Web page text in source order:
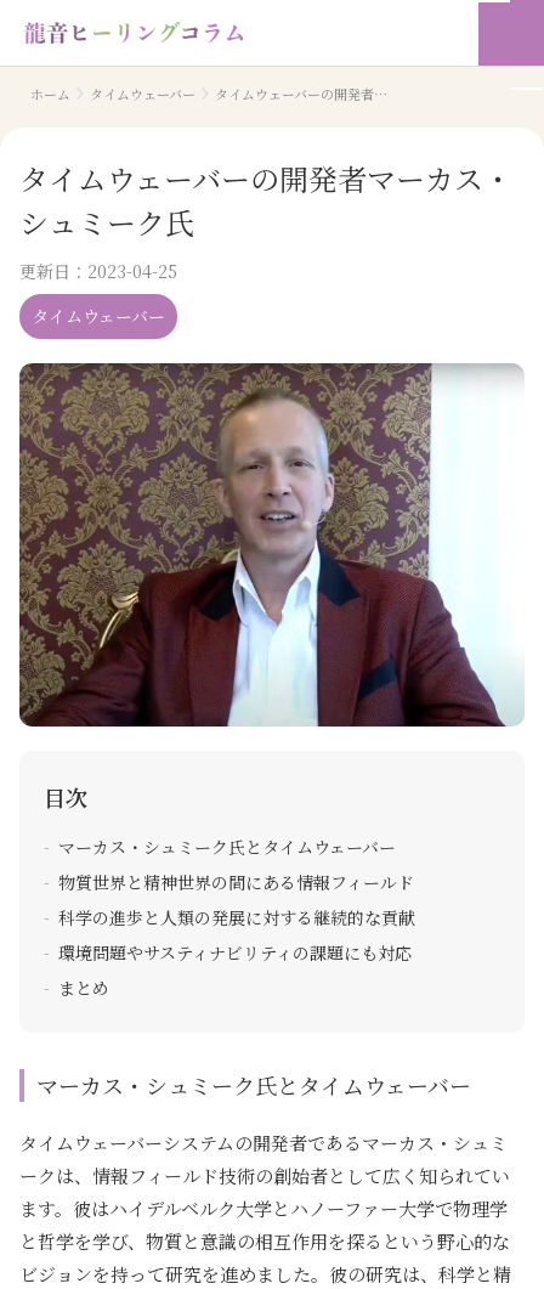
ホーム タイムウェーバー タイムウェーバーの開発者マーカス・シュミーク氏
タイムウェーバーの開発者マーカス・
シュミーク氏
更新日： 2023-04-25
タイムウェーバー
目次
マーカス・シュミーク氏とタイムウェーバー
物質世界と精神世界の間にある情報フィールド
科学の進歩と人類の発展に対する継続的な貢献
環境問題やサスティナビリティの課題にも対応
まとめ
マーカス・シュミーク氏とタイムウェーバー
タイムウェーバーシステムの開発者であるマーカス・シュミ
ークは、情報フィールド技術の創始者として広く知られてい
ます。彼はハイデルベルク大学とハノーファー大学で物理学
と哲学を学び、物質と意識の相互作用を探るという野心的な
ビジョンを持って研究を進めました。彼の研究は、科学と精